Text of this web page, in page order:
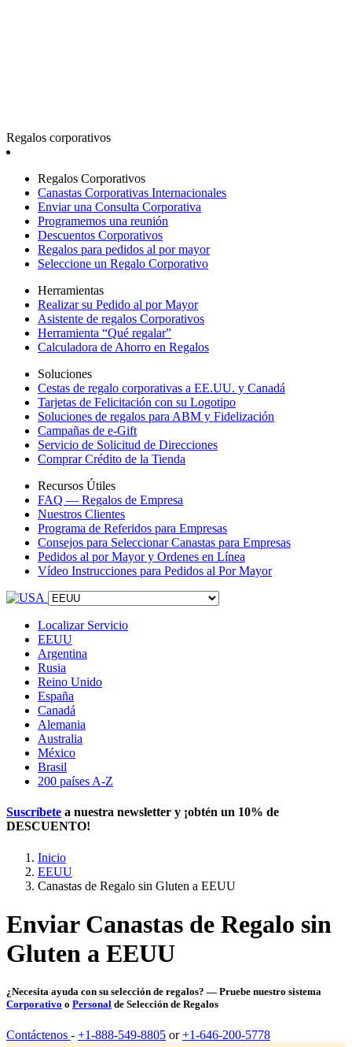
Regalos corporativos
Regalos Corporativos
Canastas Corporativas Internacionales
Enviar una Consulta Corporativa
Programemos una reunión
Descuentos Corporativos
Regalos para pedidos al por mayor
Seleccione un Regalo Corporativo
Herramientas
Realizar su Pedido al por Mayor
Asistente de regalos Corporativos
Herramienta “Qué regalar”
Calculadora de Ahorro en Regalos
Soluciones
Cestas de regalo corporativas a EE.UU. y Canadá
Tarjetas de Felicitación con su Logotipo
Soluciones de regalos para ABM y Fidelización
Campañas de e-Gift
Servicio de Solicitud de Direcciones
Comprar Crédito de la Tienda
Recursos Útiles
FAQ — Regalos de Empresa
Nuestros Clientes
Programa de Referidos para Empresas
Consejos para Seleccionar Canastas para Empresas
Pedidos al por Mayor y Ordenes en Línea
Vídeo Instrucciones para Pedidos al Por Mayor
Localizar Servicio
EEUU
Argentina
Rusia
Reino Unido
España
Canadá
Alemania
Australia
México
Brasil
200 países A-Z
Suscríbete a nuestra newsletter y ¡obtén un 10% de
DESCUENTO!
Inicio
EEUU
Canastas de Regalo sin Gluten a EEUU
Enviar Canastas de Regalo sin
Gluten a EEUU
¿Necesita ayuda con su selección de regalos? — Pruebe nuestro sistema
Corporativo o Personal de Selección de Regalos
Contáctenos - +1-888-549-8805 or+1-646-200-5778